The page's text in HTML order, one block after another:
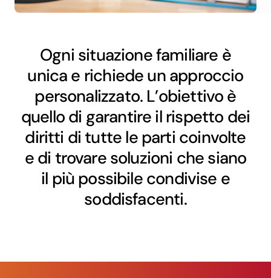
Ogni situazione familiare è
unica e richiede un approccio
personalizzato. L’obiettivo è
quello di garantire il rispetto dei
diritti di tutte le parti coinvolte
e di trovare soluzioni che siano
il più possibile condivise e
soddisfacenti.